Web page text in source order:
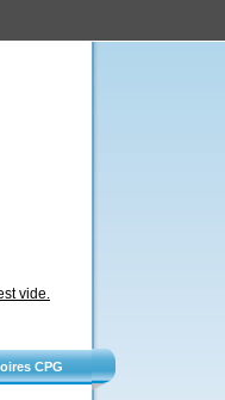
vide.
CPG